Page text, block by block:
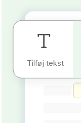
Tilføj tekst